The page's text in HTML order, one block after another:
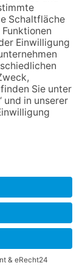
Mediadaten